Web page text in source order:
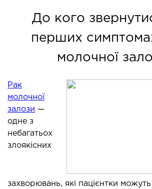
лікування
ХІРУРГІЯ
хірургія
опорно-рухового
До кого
перших
молочної
Рак
молочної
залози —
одне з
небагатьох
злоякісних
захворювань, які пацієнтки можуть